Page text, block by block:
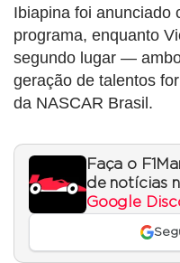
Ibiapina foi anunciado
programa, enquanto
segundo lugar —
geração de talentos
da NASCAR Brasil.
Faça o
de notícias
Google